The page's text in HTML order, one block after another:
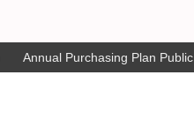
Annual Purchasing Plan Public